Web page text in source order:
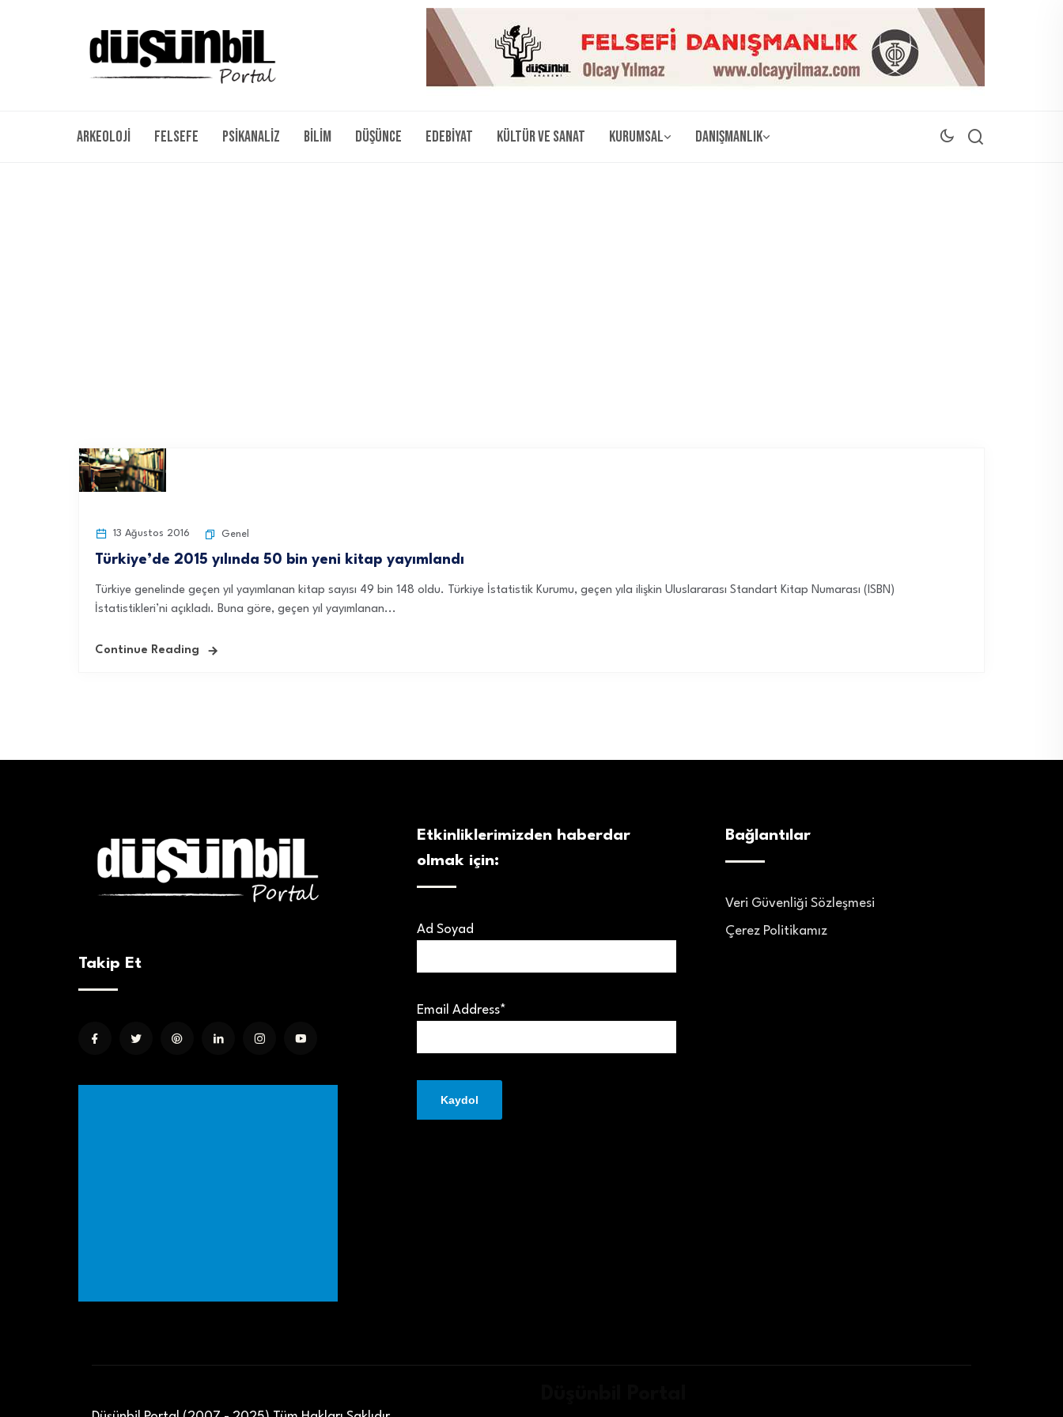
Arkeoloji Felsefe Psikanaliz Bilim Düşünce Edebiyat Kültür ve Sanat Kurumsal Danışmanlık
13 Ağustos 2016 Genel
Türkiye’de 2015 yılında 50 bin yeni kitap yayımlandı
Türkiye genelinde geçen yıl yayımlanan kitap sayısı 49 bin 148 oldu. Türkiye İstatistik Kurumu, geçen yıla ilişkin Uluslararası Standart Kitap Numarası (ISBN)
İstatistikleri’ni açıkladı. Buna göre, geçen yıl yayımlanan...
Continue Reading
Takip Et
Etkinliklerimizden haberdar
olmak için:
Ad Soyad
Email Address*
Bağlantılar
Veri Güvenliği Sözleşmesi
Çerez Politikamız